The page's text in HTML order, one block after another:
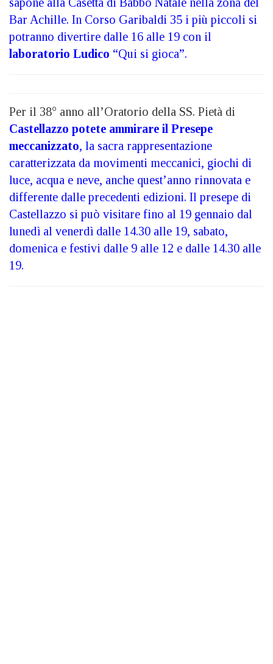
Bar Achille. In Corso Garibaldi 35 i più piccoli si
potranno divertire dalle 16 alle 19 con il
laboratorio Ludico “Qui si gioca”.
Per il 38° anno all’Oratorio della SS. Pietà di
Castellazzo potete ammirare il Presepe
meccanizzato, la sacra rappresentazione
caratterizzata da movimenti meccanici, giochi di
luce, acqua e neve, anche quest’anno rinnovata e
differente dalle precedenti edizioni. Il presepe di
Castellazzo si può visitare fino al 19 gennaio dal
lunedì al venerdì dalle 14.30 alle 19, sabato,
domenica e festivi dalle 9 alle 12 e dalle 14.30 alle
19.